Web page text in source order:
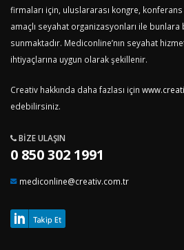
firmaları için, uluslararası kongre,
amaçlı seyahat organizasyonları ile bunlara
sunmaktadır. Mediconline’nın seyahat
ihtiyaçlarına uygun olarak şekillenir.
Creativ hakkında daha fazlası için
edebilirsiniz.
BIZE ULAŞIN
0 850 302 1991
mediconline@creativ.com.tr